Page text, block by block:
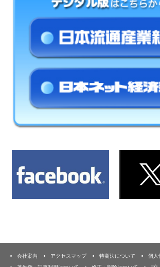
会社案内 アクセスマップ 特商法について
個人